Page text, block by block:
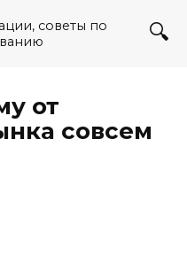
советы по
от
совсем